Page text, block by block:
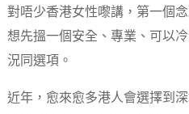
對唔少香港女性嚟講，第一個
想先搵一個安全、專業、可以
況同選項。
近年，愈來愈多港人會選擇到